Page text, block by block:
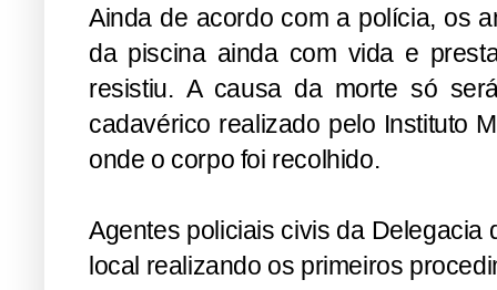
Ainda de acordo com a polícia, os
da piscina ainda com vida e
resistiu. A causa da morte só
cadavérico realizado pelo Instituto
onde o corpo foi recolhido.
Agentes policiais civis da Delegacia
local realizando os primeiros